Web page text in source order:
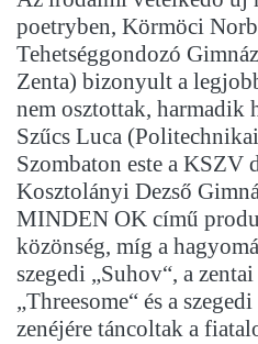
poetryben, Körmöci
Tehetséggondozó
Zenta) bizonyult a
nem osztottak, harmadik
Szűcs Luca
Szombaton este a KSZV
Kosztolányi Dezső
MINDEN OK című
közönség, míg a
szegedi „Suhov“, a
„Threesome“ és a
zenéjére táncoltak a